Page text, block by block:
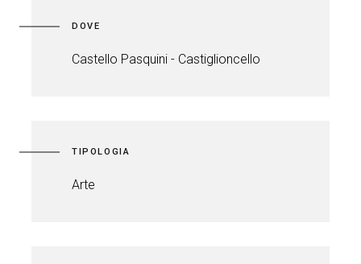
DOVE
Castello Pasquini - Castiglioncello
TIPOLOGIA
Arte